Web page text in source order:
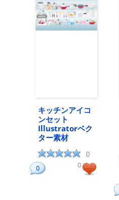
キッチンアイコ
ンセット
Illustratorベク
ター素材
0
0 0